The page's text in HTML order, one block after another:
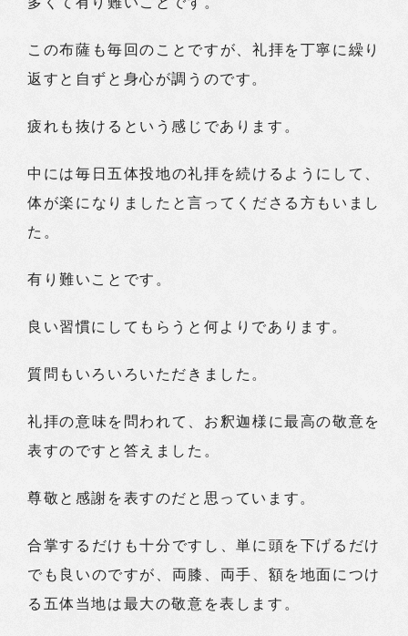
この布薩も毎回のことですが、礼拝を丁寧に繰り
返すと自ずと身心が調うのです。
疲れも抜けるという感じであります。
中には毎日五体投地の礼拝を続けるようにして、
体が楽になりましたと言ってくださる方もいまし
た。
有り難いことです。
良い習慣にしてもらうと何よりであります。
質問もいろいろいただきました。
礼拝の意味を問われて、お釈迦様に最高の敬意を
表すのですと答えました。
尊敬と感謝を表すのだと思っています。
合掌するだけも十分ですし、単に頭を下げるだけ
でも良いのですが、両膝、両手、額を地面につけ
る五体当地は最大の敬意を表します。